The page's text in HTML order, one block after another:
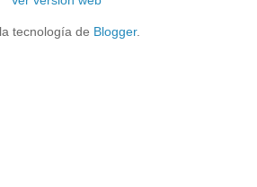
tecnología de Blogger.